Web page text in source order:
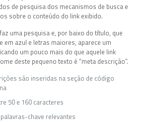
de pesquisa dos mecanismos de busca e
sobre o conteúdo do link exibido.
uma pesquisa e, por baixo do título, que
em azul e letras maiores, aparece um
um pouco mais do que aquele link
deste pequeno texto é “meta descrição”.
são inseridas na seção de código
50 e 160 caracteres
chave relevantes